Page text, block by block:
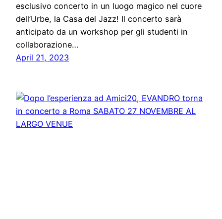
esclusivo concerto in un luogo magico nel cuore
dell’Urbe, la Casa del Jazz! Il concerto sarà
anticipato da un workshop per gli studenti in
collaborazione…
April 21, 2023